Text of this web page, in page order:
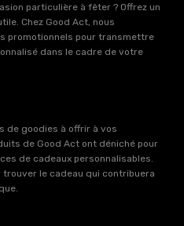
particulière à fêter ? Offrez un
Chez Good Act, nous
promotionnels pour transmettre
dans le cadre de votre
de goodies à offrir à vos
de Good Act ont déniché pour
de cadeaux personnalisables.
le cadeau qui contribuera